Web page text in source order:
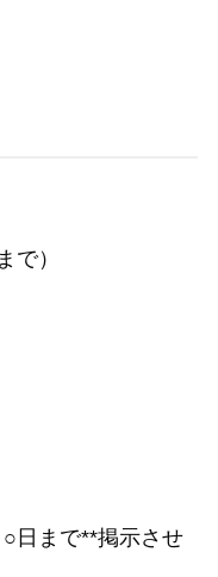
で）
日まで**掲示させ